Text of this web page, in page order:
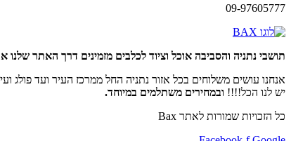
09-97605777
תושבי נתניה והסביבה אוכל וציוד לכלבים מזמינים דרך האתר שלנו
אנחנו עושים משלוחים בכל אזור נתניה החל ממרכז העיר ועד פולג
יש לנו הכל!!!! ובמחירים משתלמים במיוחד.
כל הזכויות שמורות לאתר Bax